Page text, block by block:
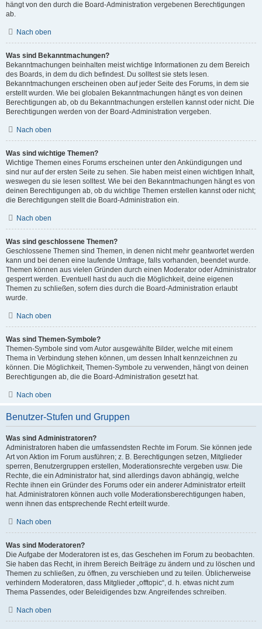
hängt von den durch die Board-Administration vergebenen Berechtigungen
ab.
Nach oben
Was sind Bekanntmachungen?
Bekanntmachungen beinhalten meist wichtige Informationen zu dem Bereich
des Boards, in dem du dich befindest. Du solltest sie stets lesen.
Bekanntmachungen erscheinen oben auf jeder Seite des Forums, in dem sie
erstellt wurden. Wie bei globalen Bekanntmachungen hängt es von deinen
Berechtigungen ab, ob du Bekanntmachungen erstellen kannst oder nicht. Die
Berechtigungen werden von der Board-Administration vergeben.
Nach oben
Was sind wichtige Themen?
Wichtige Themen eines Forums erscheinen unter den Ankündigungen und
sind nur auf der ersten Seite zu sehen. Sie haben meist einen wichtigen Inhalt,
weswegen du sie lesen solltest. Wie bei den Bekanntmachungen hängt es von
deinen Berechtigungen ab, ob du wichtige Themen erstellen kannst oder nicht;
die Berechtigungen stellt die Board-Administration ein.
Nach oben
Was sind geschlossene Themen?
Geschlossene Themen sind Themen, in denen nicht mehr geantwortet werden
kann und bei denen eine laufende Umfrage, falls vorhanden, beendet wurde.
Themen können aus vielen Gründen durch einen Moderator oder Administrator
gesperrt werden. Eventuell hast du auch die Möglichkeit, deine eigenen
Themen zu schließen, sofern dies durch die Board-Administration erlaubt
wurde.
Nach oben
Was sind Themen-Symbole?
Themen-Symbole sind vom Autor ausgewählte Bilder, welche mit einem
Thema in Verbindung stehen können, um dessen Inhalt kennzeichnen zu
können. Die Möglichkeit, Themen-Symbole zu verwenden, hängt von deinen
Berechtigungen ab, die die Board-Administration gesetzt hat.
Nach oben
Benutzer-Stufen und Gruppen
Was sind Administratoren?
Administratoren haben die umfassendsten Rechte im Forum. Sie können jede
Art von Aktion im Forum ausführen; z. B. Berechtigungen setzen, Mitglieder
sperren, Benutzergruppen erstellen, Moderationsrechte vergeben usw. Die
Rechte, die ein Administrator hat, sind allerdings davon abhängig, welche
Rechte ihnen ein Gründer des Forums oder ein anderer Administrator erteilt
hat. Administratoren können auch volle Moderationsberechtigungen haben,
wenn ihnen das entsprechende Recht erteilt wurde.
Nach oben
Was sind Moderatoren?
Die Aufgabe der Moderatoren ist es, das Geschehen im Forum zu beobachten.
Sie haben das Recht, in ihrem Bereich Beiträge zu ändern und zu löschen und
Themen zu schließen, zu öffnen, zu verschieben und zu teilen. Üblicherweise
verhindern Moderatoren, dass Mitglieder „offtopic“, d. h. etwas nicht zum
Thema Passendes, oder Beleidigendes bzw. Angreifendes schreiben.
Nach oben